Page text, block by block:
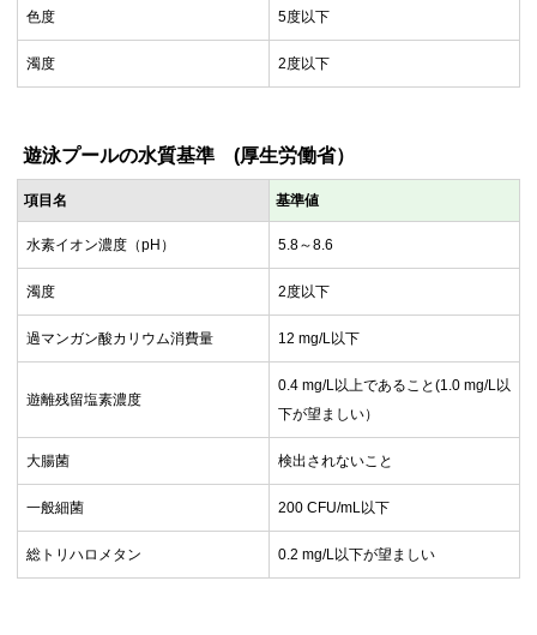
色度 5度以下
濁度 2度以下
遊泳プールの水質基準 (厚生労働省）
項目名 基準値
水素イオン濃度（pH） 5.8～8.6
濁度 2度以下
過マンガン酸カリウム消費量 12 mg/L以下
遊離残留塩素濃度
0.4 mg/L以上であること(1.0 mg/L以
下が望ましい）
大腸菌 検出されないこと
一般細菌 200 CFU/mL以下
総トリハロメタン 0.2 mg/L以下が望ましい